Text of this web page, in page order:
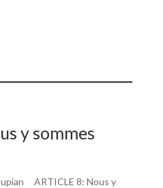
y sommes
ARTICLE 8: Nous y